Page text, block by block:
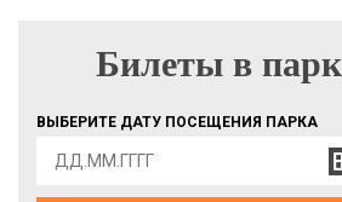
БИЛЕТЫ В ПАРК
Билеты в парк
ВЫБЕРИТЕ ДАТУ ПОСЕЩЕНИЯ ПАРКА